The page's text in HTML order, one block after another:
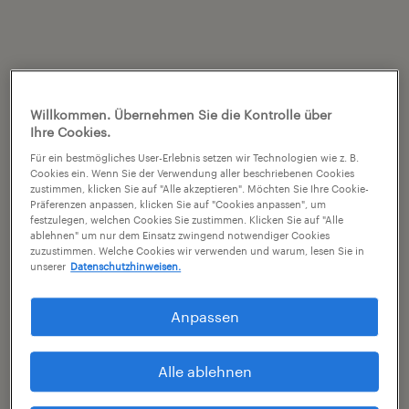
Willkommen. Übernehmen Sie die Kontrolle über
Ihre Cookies.
Für ein bestmögliches User-Erlebnis setzen wir Technologien wie z. B.
Cookies ein. Wenn Sie der Verwendung aller beschriebenen Cookies
zustimmen, klicken Sie auf "Alle akzeptieren". Möchten Sie Ihre Cookie-
Präferenzen anpassen, klicken Sie auf "Cookies anpassen", um
festzulegen, welchen Cookies Sie zustimmen. Klicken Sie auf "Alle
ablehnen" um nur dem Einsatz zwingend notwendiger Cookies
zuzustimmen. Welche Cookies wir verwenden und warum, lesen Sie in
unserer Datenschutzhinweisen.
Anpassen
Alle ablehnen